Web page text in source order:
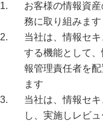
お客様の情報資
務に取り組みます
当社は、情報セ
する機能として
報管理責任者を
ます
当社は、情報セ
し、実施しレビ